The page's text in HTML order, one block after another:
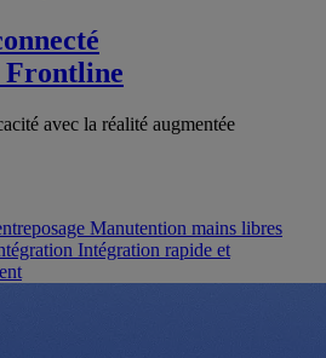
Frontline
avec la réalité augmentée
Manutention mains libres
Intégration rapide et